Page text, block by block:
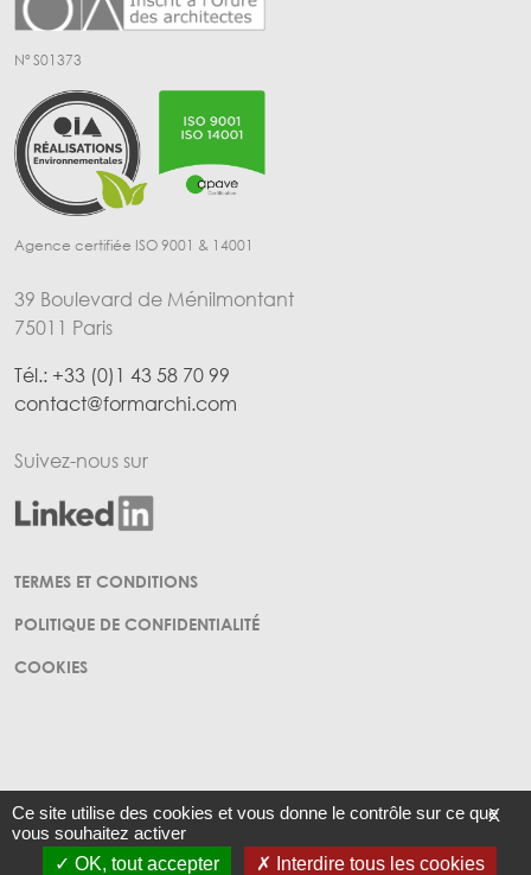
Nº S01373
Agence certifiée ISO 9001 & 14001
39 Boulevard de Ménilmontant
75011 Paris
Tél.: +33 (0)1 43 58 70 99
contact@formarchi.com
Suivez-nous sur
Menu Pied de page
TERMES ET CONDITIONS
POLITIQUE DE CONFIDENTIALITÉ
COOKIES
SAS d'architecture au capital de 4824€ - RCS Paris B 345 125 256 - TVA
Intracommunautaire FR11 345125256
X
Ce site utilise des cookies et vous donne le contrôle sur ce que
vous souhaitez activer
OK, tout accepter
Interdire tous les cookies